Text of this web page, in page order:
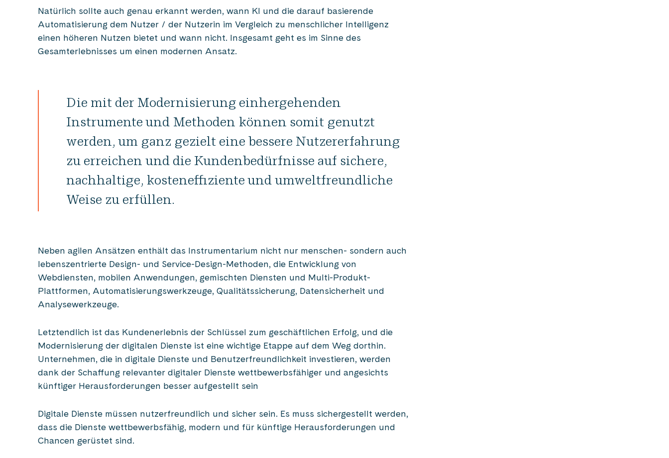
Natürlich sollte auch genau erkannt werden, wann KI und die darauf basierende
Automatisierung dem Nutzer / der Nutzerin im Vergleich zu menschlicher Intelligenz
einen höheren Nutzen bietet und wann nicht. Insgesamt geht es im Sinne des
Gesamterlebnisses um einen modernen Ansatz.
Die mit der Modernisierung einhergehenden
Instrumente und Methoden können somit genutzt
werden, um ganz gezielt eine bessere Nutzererfahrung
zu erreichen und die Kundenbedürfnisse auf sichere,
nachhaltige, kosteneffiziente und umweltfreundliche
Weise zu erfüllen.
Neben agilen Ansätzen enthält das Instrumentarium nicht nur menschen- sondern auch
lebenszentrierte Design- und Service-Design-Methoden, die Entwicklung von
Webdiensten, mobilen Anwendungen, gemischten Diensten und Multi-Produkt-
Plattformen, Automatisierungswerkzeuge, Qualitätssicherung, Datensicherheit und
Analysewerkzeuge.
Letztendlich ist das Kundenerlebnis der Schlüssel zum geschäftlichen Erfolg, und die
Modernisierung der digitalen Dienste ist eine wichtige Etappe auf dem Weg dorthin.
Unternehmen, die in digitale Dienste und Benutzerfreundlichkeit investieren, werden
dank der Schaffung relevanter digitaler Dienste wettbewerbsfähiger und angesichts
künftiger Herausforderungen besser aufgestellt sein
Digitale Dienste müssen nutzerfreundlich und sicher sein. Es muss sichergestellt werden,
dass die Dienste wettbewerbsfähig, modern und für künftige Herausforderungen und
Chancen gerüstet sind.